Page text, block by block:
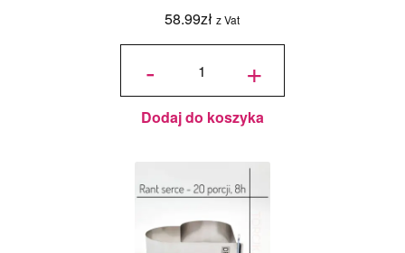
58.99zł z Vat
-
ilość Rant
pieczenia
tortów i
ciast -
Dorosiowe
Ranty -
8 cm, na
15 porcji
+
Dodaj do koszyka